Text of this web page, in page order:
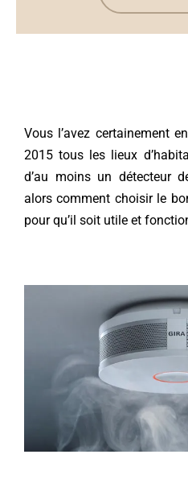
Vous l’avez certainement
2015 tous les lieux
d’au moins un détecteur
alors comment choisir le
pour qu’il soit utile et